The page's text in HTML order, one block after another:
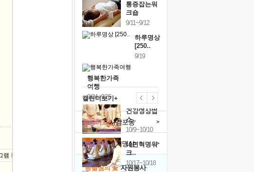
캘린
통증잡는워
크숍
9/11~9/12
하루명상
[250..
9/19
행복한가족
여행
9/24~9/26
건강명상법
스..
10/9~10/10
내면혁명워
크..
10/17~10/18
캘린더보기+
예술치유걷기명상 >
힐링허그사감포옹 >
'옹달샘의 꽃'자원봉사